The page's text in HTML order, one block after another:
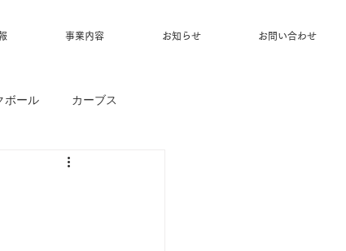
事業内容 お知らせ お問い合わせ
ボール カーブス